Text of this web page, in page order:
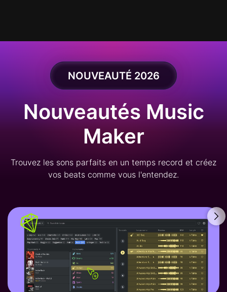
NOUVEAUTÉ 2026
Nouveautés Music
Maker
Trouvez les sons parfaits en un temps record et créez
vos beats comme vous l'entendez.